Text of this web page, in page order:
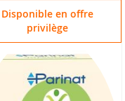
Disponible en offre
privilège